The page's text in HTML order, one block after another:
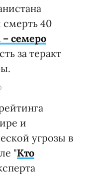
40
семеро
за теракт
и
угрозы в
"Кто